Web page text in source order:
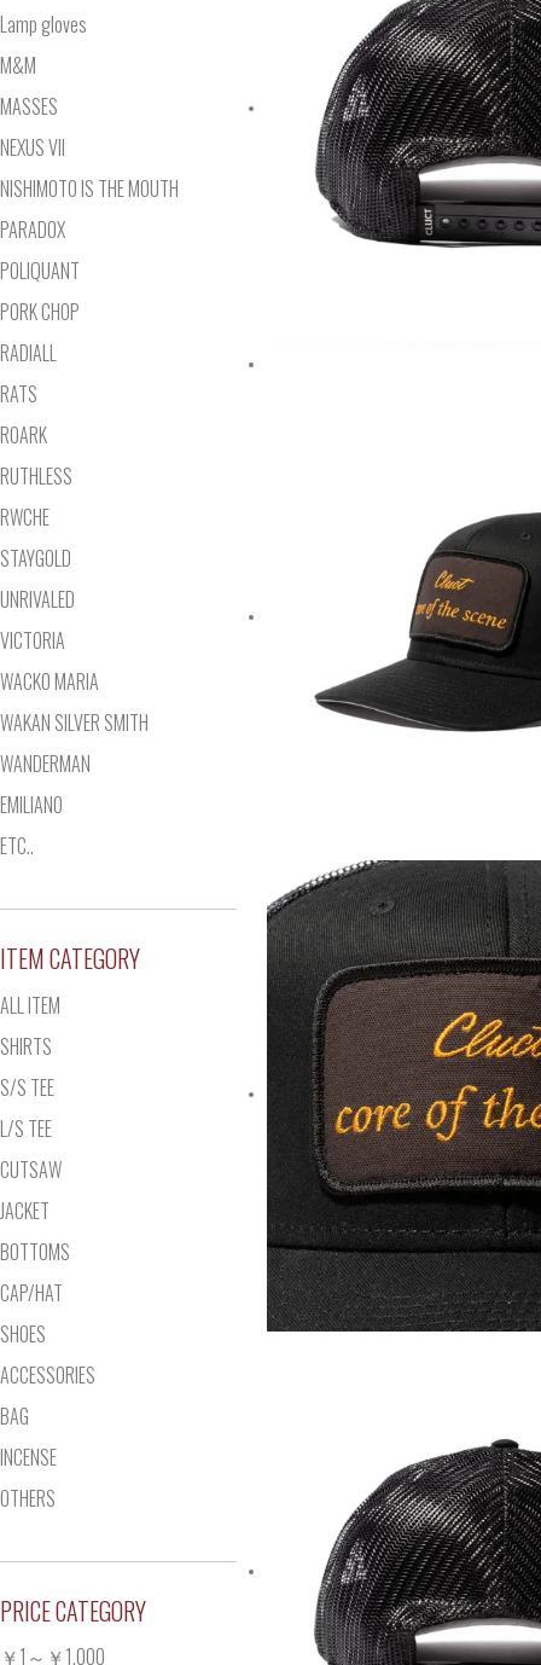
Lamp gloves
M&M
MASSES
NEXUS VII
NISHIMOTO IS THE MOUTH
PARADOX
POLIQUANT
PORK CHOP
RADIALL
RATS
ROARK
RUTHLESS
RWCHE
STAYGOLD
UNRIVALED
VICTORIA
WACKO MARIA
WAKAN SILVER SMITH
WANDERMAN
EMILIANO
ETC..
ITEM CATEGORY
ALL ITEM
SHIRTS
S/S TEE
L/S TEE
CUTSAW
JACKET
BOTTOMS
CAP/HAT
SHOES
ACCESSORIES
BAG
INCENSE
OTHERS
PRICE CATEGORY
￥1～￥1,000